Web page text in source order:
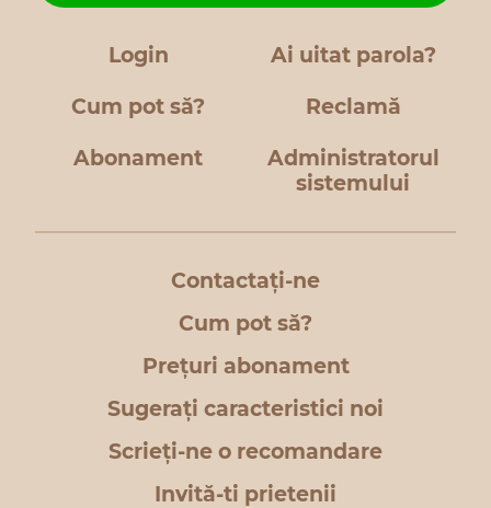
Login Ai uitat parola?
Cum pot să? Reclamă
Abonament
Administratorul
sistemului
Contactați-ne
Cum pot să?
Prețuri abonament
Sugerați caracteristici noi
Scrieți-ne o recomandare
Invită-ti prietenii